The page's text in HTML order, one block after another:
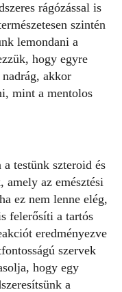
rágózással is
szintén
lemondani a
hogy egyre
akkor
mint a mentolos
a testünk szteroid és
amely az emésztési
ez nem lenne elég,
felerősíti a tartós
eredményezve
szervek
hogy egy
a